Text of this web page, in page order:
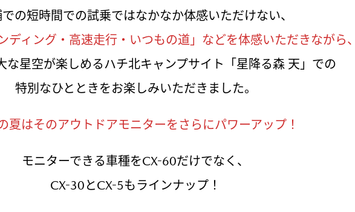
の短時間での試乗ではなかなか体感いただけない、
ディング・高速走行・いつもの道」などを体感いただきながら、
な星空が楽しめるハチ北キャンプサイト「星降る森 天」での
特別なひとときをお楽しみいただきました。
夏はそのアウトドアモニターをさらにパワーアップ！
モニターできる車種をCX-60だけでなく、
CX-30とCX-5もラインナップ！